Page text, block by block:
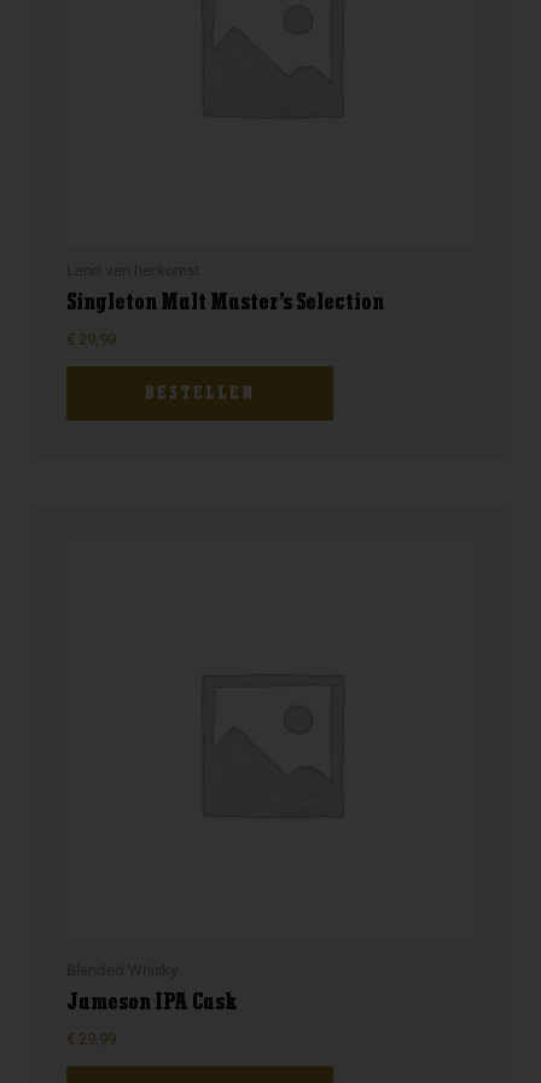
Singleton Malt Master’s Selection
€ 29,99
BESTELLEN
Jameson IPA Cask
€ 29,99